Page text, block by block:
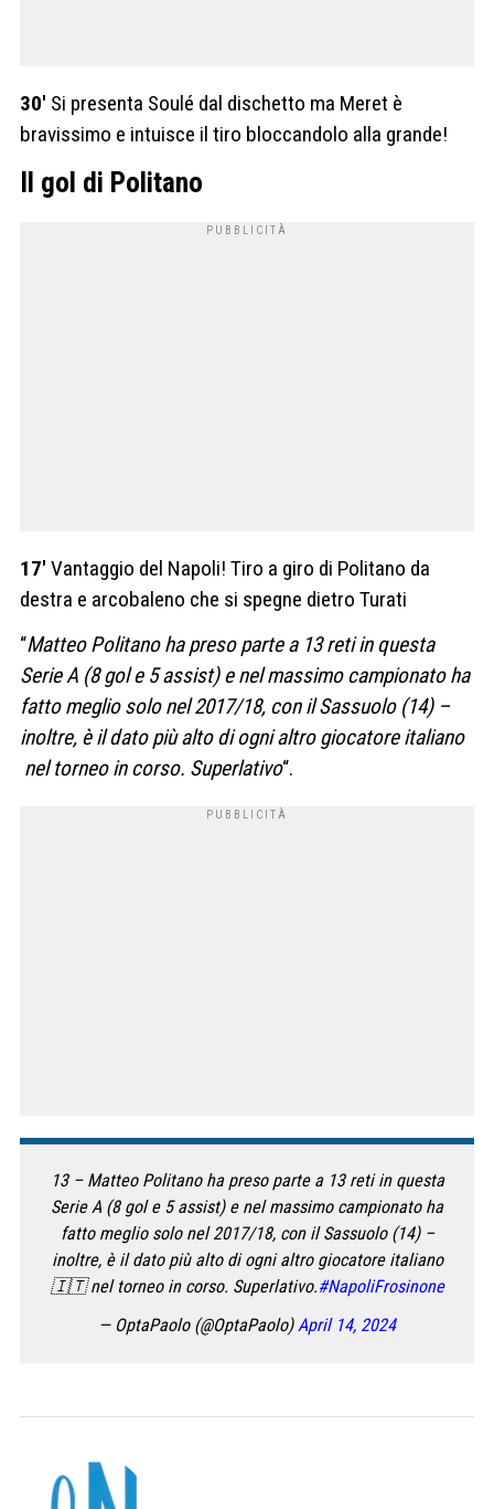
30′ Si presenta Soulé dal dischetto ma Meret è
bravissimo e intuisce il tiro bloccandolo alla grande!
Il gol di Politano
17′ Vantaggio del Napoli! Tiro a giro di Politano da
destra e arcobaleno che si spegne dietro Turati
“Matteo Politano ha preso parte a 13 reti in questa
Serie A (8 gol e 5 assist) e nel massimo campionato ha
fatto meglio solo nel 2017/18, con il Sassuolo (14) –
inoltre, è il dato più alto di ogni altro giocatore italiano
nel torneo in corso. Superlativo“.
13 – Matteo Politano ha preso parte a 13 reti in questa
Serie A (8 gol e 5 assist) e nel massimo campionato ha
fatto meglio solo nel 2017/18, con il Sassuolo (14) –
inoltre, è il dato più alto di ogni altro giocatore italiano
🇮🇹 nel torneo in corso. Superlativo.#NapoliFrosinone
— OptaPaolo (@OptaPaolo)April 14, 2024